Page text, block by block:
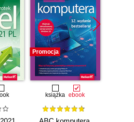
Promocja
książka ebook